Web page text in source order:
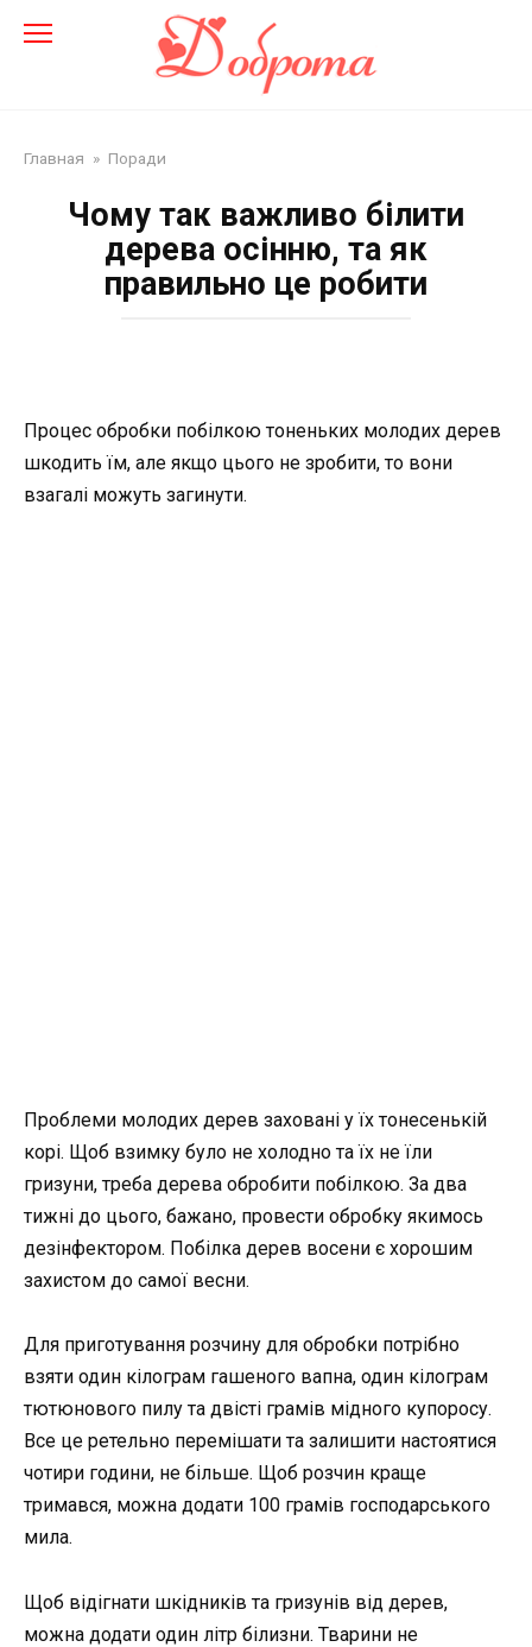
Главная » Поради
Чому так важливо білити
дерева осінню, та як
правильно це робити
Процес обробки побілкою тоненьких молодих дерев
шкодить їм, але якщо цього не зробити, то вони
взагалі можуть загинути.
Проблеми молодих дерев заховані у їх тонесенькій
корі. Щоб взимку було не холодно та їх не їли
гризуни, треба дерева обробити побілкою. За два
тижні до цього, бажано, провести обробку якимось
дезінфектором. Побілка дерев восени є хорошим
захистом до самої весни.
Для приготування розчину для обробки потрібно
взяти один кілограм гашеного вапна, один кілограм
тютюнового пилу та двісті грамів мідного купоросу.
Все це ретельно перемішати та залишити настоятися
чотири години, не більше. Щоб розчин краще
тримався, можна додати 100 грамів господарського
мила.
Щоб відігнати шкідників та гризунів від дерев,
можна додати один літр білизни. Тварини не